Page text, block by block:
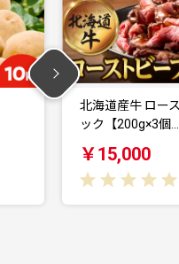
ブロ
徳光珈琲
セット
￥10,000